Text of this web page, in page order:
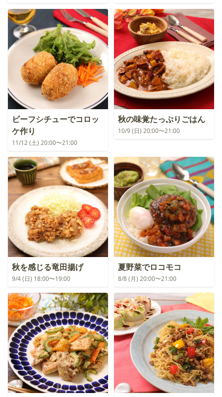
ビーフシチューでコロッ
ケ作り
11/12 (土) 20:00〜21:00
秋の味覚たっぷりごはん
10/9 (日) 20:00〜21:00
秋を感じる竜田揚げ
9/4 (日) 18:00〜19:00
夏野菜でロコモコ
8/8 (月) 20:00〜21:00